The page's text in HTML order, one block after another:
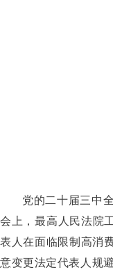
党的二十届三中
会上，最高人民法院
表人在面临限制高消
意变更法定代表人规